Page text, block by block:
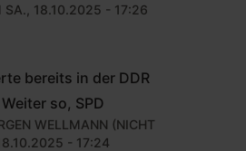
SA., 18.10.2025 - 17:26
bereits in der DDR
so, SPD
WELLMANN (NICHT
- 17:24